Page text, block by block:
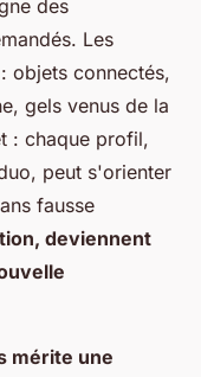
des
Les
objets connectés,
gels venus de la
: chaque profil,
peut s'orienter
fausse
deviennent
mérite une